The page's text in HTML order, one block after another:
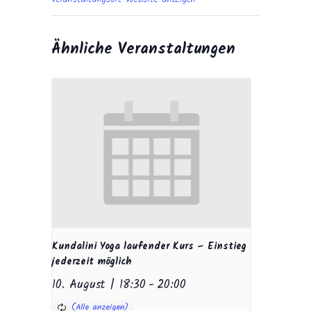
Ähnliche Veranstaltungen
Kundalini Yoga laufender Kurs – Einstieg
jederzeit möglich
10. August | 18:30 -20:00